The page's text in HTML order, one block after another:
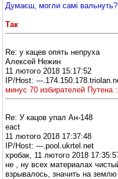
Думаєш, могли самі вальнуть?
Так
Re: у кацев опять непруха
Алексей Нежин
11 лютого 2018 15:17:52
IP/Host: ---
минус 70 избирателей Путена
Re: У кацов упал Ан-148
eact
11 лютого 2018 17:37:48
IP/Host: ---.pool.ukrtel.net
хробак, 11 лютого 2018
не , ну всех материалах
взрывалось, значить на